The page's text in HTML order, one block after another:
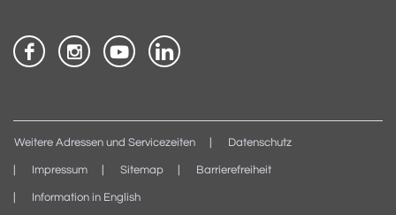
Weitere Adressen und Servicezeiten Datenschutz
Impressum Sitemap Barrierefreiheit
Information in English